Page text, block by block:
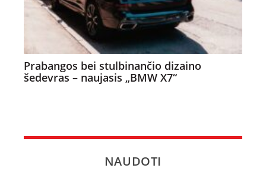
Prabangos bei stulbinančio dizaino
šedevras – naujasis „BMW X7“
NAUDOTI